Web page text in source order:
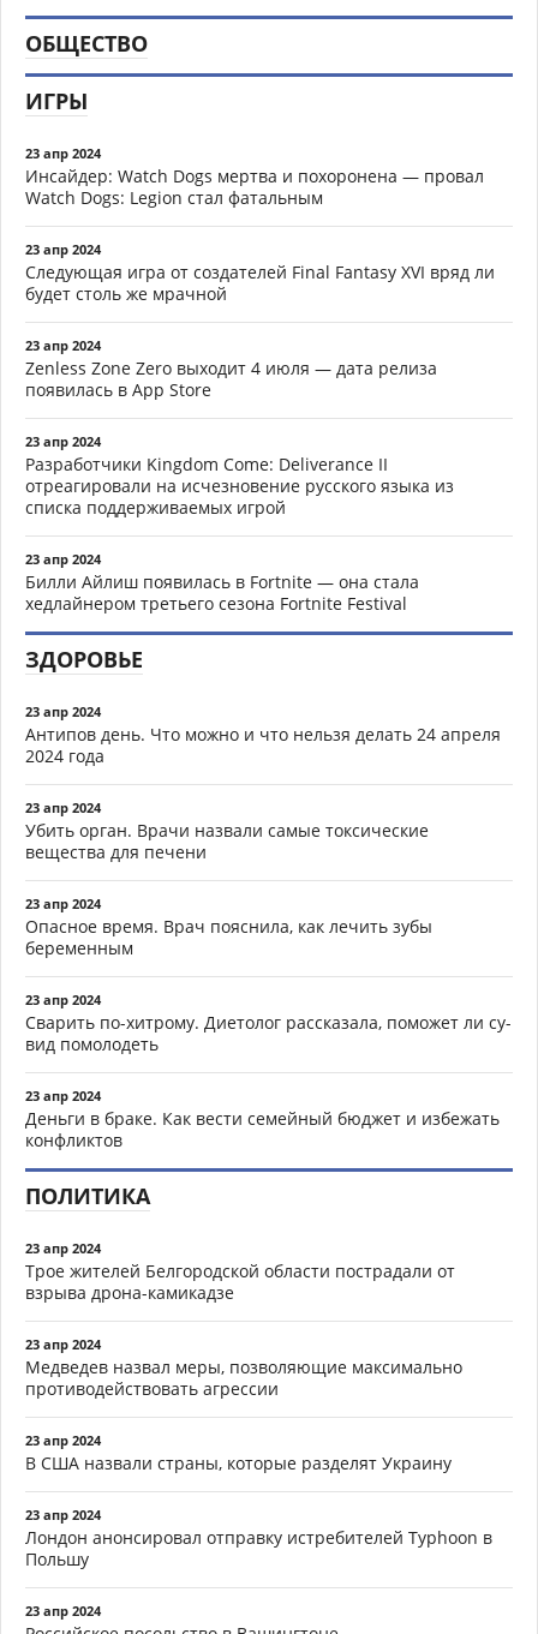
ОБЩЕСТВО
ИГРЫ
23 апр 2024
Инсайдер: Watch Dogs мертва и похоронена — провал
Watch Dogs: Legion стал фатальным
23 апр 2024
Следующая игра от создателей Final Fantasy XVI вряд ли
будет столь же мрачной
23 апр 2024
Zenless Zone Zero выходит 4 июля — дата релиза
появилась в App Store
23 апр 2024
Разработчики Kingdom Come: Deliverance II
отреагировали на исчезновение русского языка из
списка поддерживаемых игрой
23 апр 2024
Билли Айлиш появилась в Fortnite — она стала
хедлайнером третьего сезона Fortnite Festival
ЗДОРОВЬЕ
23 апр 2024
Антипов день. Что можно и что нельзя делать 24 апреля
2024 года
23 апр 2024
Убить орган. Врачи назвали самые токсические
вещества для печени
23 апр 2024
Опасное время. Врач пояснила, как лечить зубы
беременным
23 апр 2024
Сварить по-хитрому. Диетолог рассказала, поможет ли су-
вид помолодеть
23 апр 2024
Деньги в браке. Как вести семейный бюджет и избежать
конфликтов
ПОЛИТИКА
23 апр 2024
Трое жителей Белгородской области пострадали от
взрыва дрона-камикадзе
23 апр 2024
Медведев назвал меры, позволяющие максимально
противодействовать агрессии
23 апр 2024
В США назвали страны, которые разделят Украину
23 апр 2024
Лондон анонсировал отправку истребителей Typhoon в
Польшу
23 апр 2024